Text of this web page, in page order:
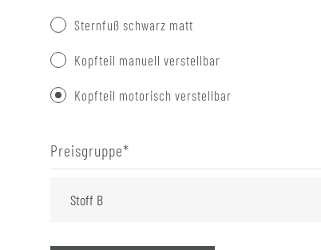
Sternfuß schwarz matt
Kopfteil manuell verstellbar
Kopfteil motorisch verstellbar
Preisgruppe*